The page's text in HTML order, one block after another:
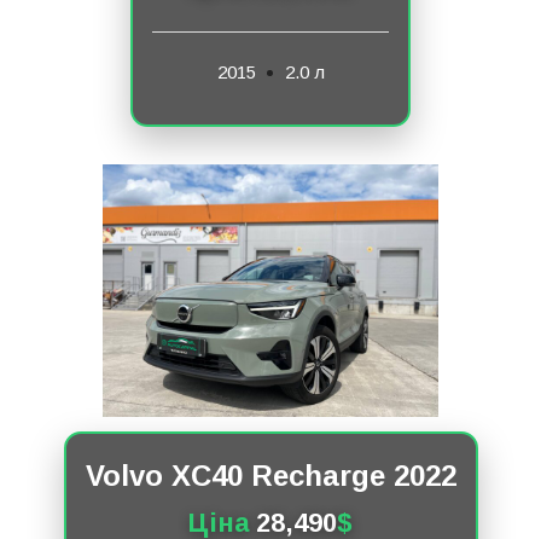
2015 2.0 л
Volvo XC40 Recharge 2022
Ціна 28,490$